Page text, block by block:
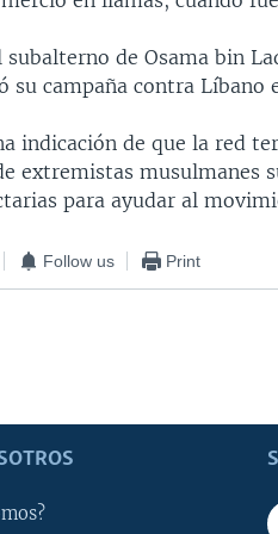
subalterno de Osama bin
su campaña contra Líbano
indicación de que la red
extremistas musulmanes
para ayudar al
Follow us Print